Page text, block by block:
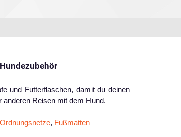
und Futterflaschen, damit du deinen
Reisen mit dem Hund.
Ordnungsnetze, Fußmatten